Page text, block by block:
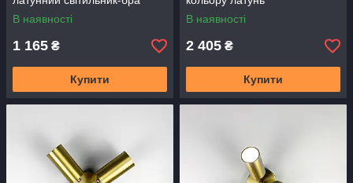
В наявності
1 165 ₴
Купити
В наявності
2 405 ₴
Купити